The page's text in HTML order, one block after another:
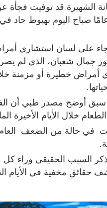
الشهيرة قد توفيت فجأة
ال٥٧ عامًا صباح اليوم بهبوط حاد
جاء على لسان استشاري
جمال شعبان، الذي لم
أمراض خطيرة أو مزمنة
سبق أوضح مصدر طبي أن
خلال الأيام الأخيرة
في حالة من الضعف
ذكر السبب الحقيقي وراء
حقائق مخفية في الأيام